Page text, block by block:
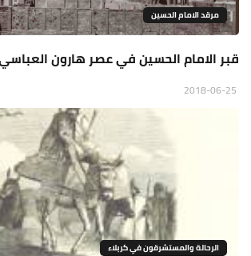
مرقد الامام الحسين
قبر الامام الحسين في عصر هارون
الرحالة والمستشرقون في كربلاء